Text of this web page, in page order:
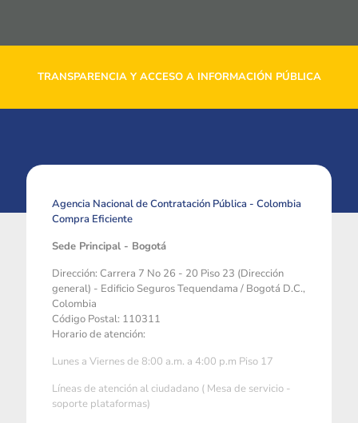
TRANSPARENCIA Y ACCESO A INFORMACIÓN PÚBLICA
Agencia Nacional de Contratación Pública - Colombia
Compra Eficiente
Sede Principal - Bogotá
Dirección: Carrera 7 No 26 - 20 Piso 23 (Dirección
general) - Edificio Seguros Tequendama / Bogotá D.C.,
Colombia
Código Postal: 110311
Horario de atención:
Lunes a Viernes de 8:00 a.m. a 4:00 p.m Piso 17
Líneas de atención al ciudadano ( Mesa de servicio -
soporte plataformas)